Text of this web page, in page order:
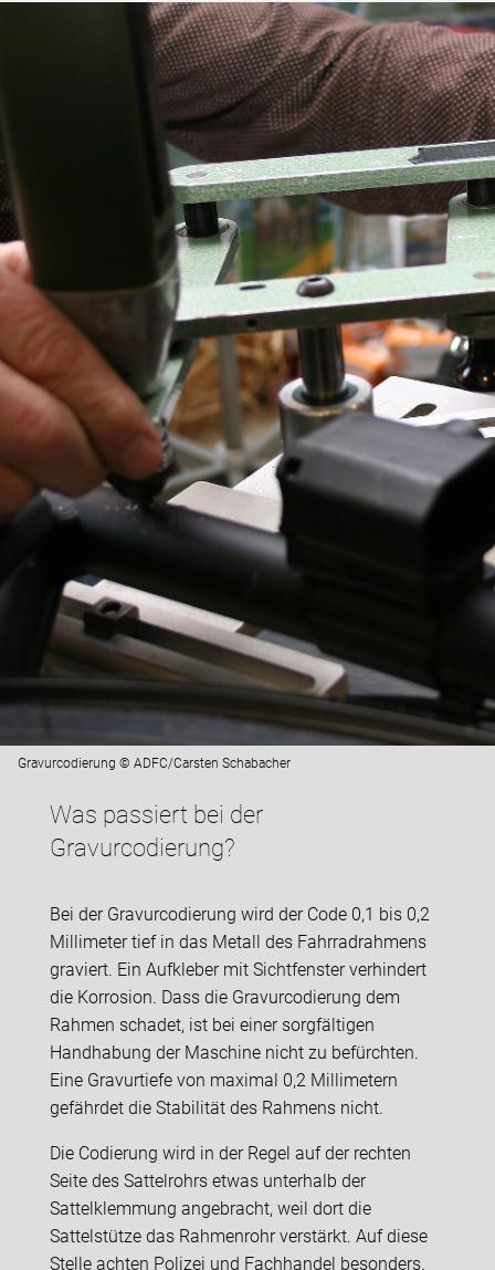
Gravurcodierung © ADFC/Carsten Schabacher
Was passiert bei der
Gravurcodierung?
Bei der Gravurcodierung wird der Code 0,1 bis 0,2
Millimeter tief in das Metall des Fahrradrahmens
graviert. Ein Aufkleber mit Sichtfenster verhindert
die Korrosion. Dass die Gravurcodierung dem
Rahmen schadet, ist bei einer sorgfältigen
Handhabung der Maschine nicht zu befürchten.
Eine Gravurtiefe von maximal 0,2 Millimetern
gefährdet die Stabilität des Rahmens nicht.
Die Codierung wird in der Regel auf der rechten
Seite des Sattelrohrs etwas unterhalb der
Sattelklemmung angebracht, weil dort die
Sattelstütze das Rahmenrohr verstärkt. Auf diese
Stelle achten Polizei und Fachhandel besonders.